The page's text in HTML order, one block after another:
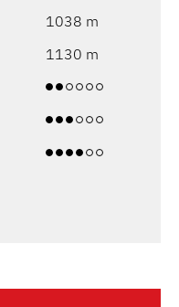
1038 m
1130 m